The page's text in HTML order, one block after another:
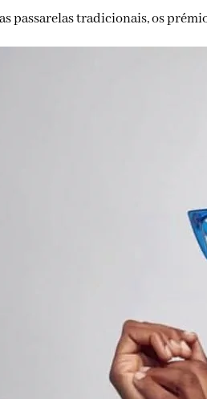
passarelas tradicionais, os